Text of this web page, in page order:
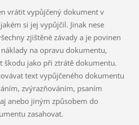
vrátit vypůjčený dokument v
si jej vypůjčil. Jinak nese
zjištěné závady a je povinen
na opravu dokumentu,
škodu jako při ztrátě dokumentu.
text vypůjčeného dokumentu
zvýrazňováním, psaním
anebo jiným způsobem do
zasahovat.